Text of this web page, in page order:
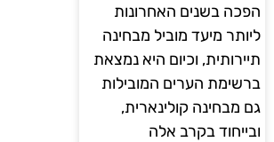
הפכה בשנים האחרונות
ליותר מיעד מוביל מבחינה
תיירותית, וכיום היא נמצאת
ברשימת הערים המובילות
גם מבחינה קולינארית,
ובייחוד בקרב אלה